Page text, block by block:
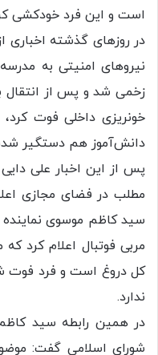
است و این فرد خودکشی
در روز‌های گذشته اخباری
نیرو‌های امنیتی به
زخمی شد و پس از انتقال
دانش‌آموز هم دستگیر
پس از این اخبار علی دایی
مطلب در فضای مجازی
سید کاظم موسوی نماینده
مربی فوتبال اعلام کرد
کل دروغ است و فرد فوت
ندارد.
در همین رابطه سید
شورای اسلامی گفت: